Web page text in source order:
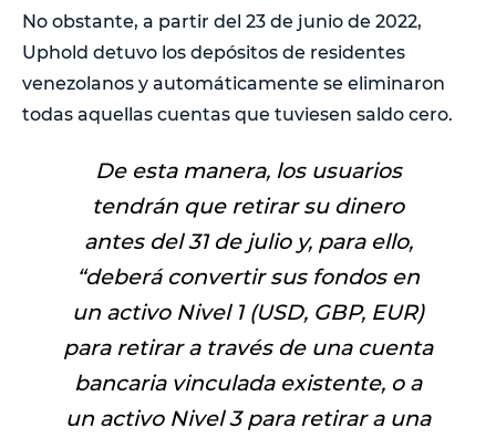
No obstante, a partir del 23 de junio de 2022,
Uphold detuvo los depósitos de residentes
venezolanos y automáticamente se eliminaron
todas aquellas cuentas que tuviesen saldo cero.
De esta manera, los usuarios
tendrán que retirar su dinero
antes del 31 de julio y, para ello,
“deberá convertir sus fondos en
un activo Nivel 1 (USD, GBP, EUR)
para retirar a través de una cuenta
bancaria vinculada existente, o a
un activo Nivel 3 para retirar a una